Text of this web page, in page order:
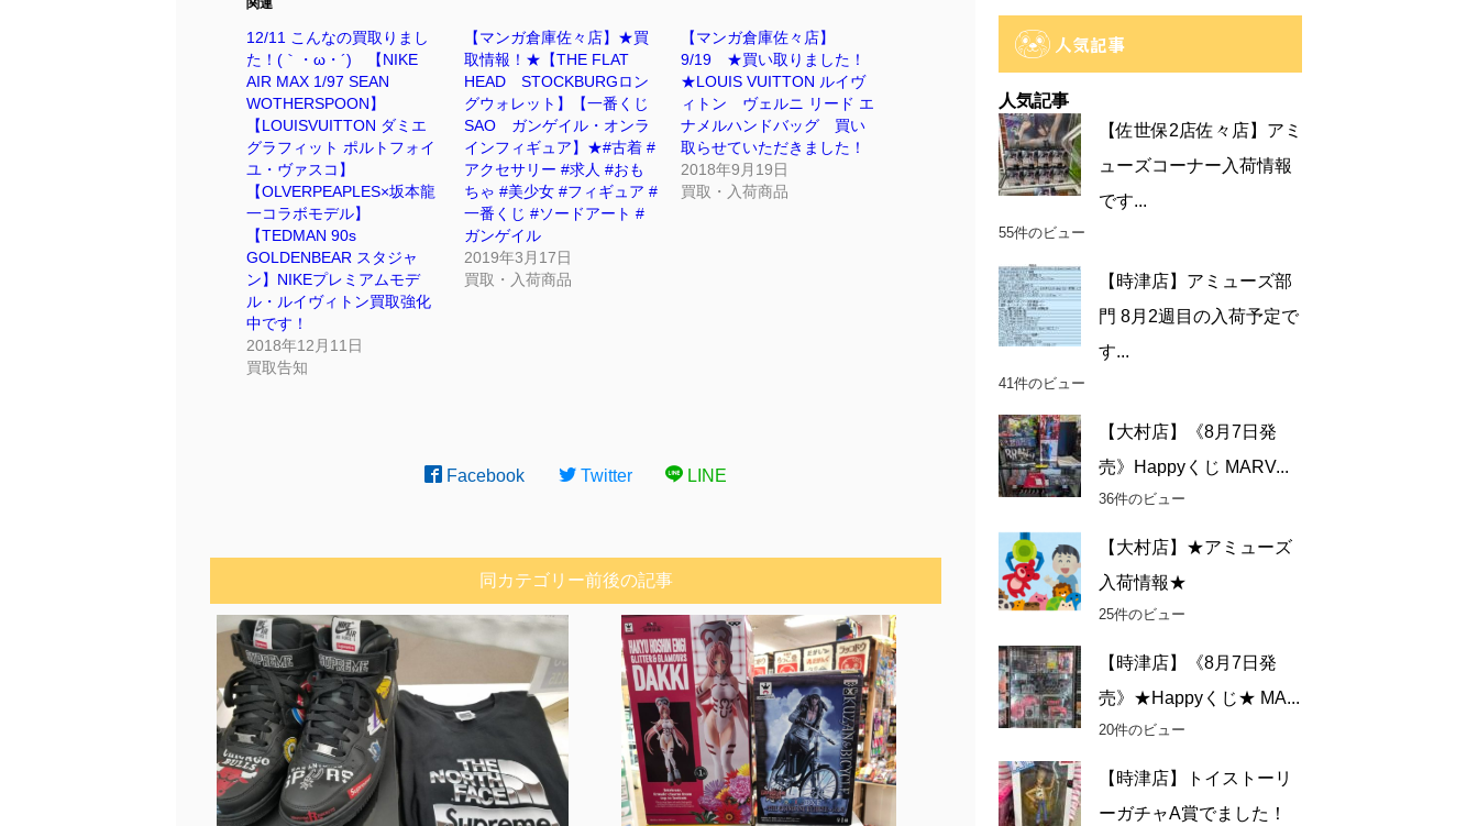
関連
12/11 こんなの買取りまし
た！(｀・ω・´)ゞ【NIKE
AIR MAX 1/97 SEAN
WOTHERSPOON】
【LOUISVUITTON ダミエ
グラフィット ポルトフォイ
ユ・ヴァスコ】
【OLVERPEAPLES×坂本龍
一コラボモデル】
【TEDMAN 90s
GOLDENBEAR スタジャ
ン】NIKEプレミアムモデ
ル・ルイヴィトン買取強化
中です！
2018年12月11日
買取告知
【マンガ倉庫佐々店】★買
取情報！★【THE FLAT
HEAD STOCKBURGロン
グウォレット】【一番くじ
SAO ガンゲイル・オンラ
インフィギュア】★#古着 #
アクセサリー #求人 #おも
ちゃ #美少女 #フィギュア #
一番くじ #ソードアート #
ガンゲイル
2019年3月17日
買取・入荷商品
【マンガ倉庫佐々店】
9/19 ★買い取りました！
★LOUIS VUITTON ルイヴ
ィトン ヴェルニ リード エ
ナメルハンドバッグ 買い
取らせていただきました！
2018年9月19日
買取・入荷商品
Facebook Twitter LINE
同カテゴリー前後の記事
人気記事
人気記事
【佐世保2店佐々店】アミ
ューズコーナー入荷情報
です...
55件のビュー
【時津店】アミューズ部
門 8月2週目の入荷予定で
す...
41件のビュー
【大村店】《8月7日発
売》Happyくじ MARV...
36件のビュー
【大村店】★アミューズ
入荷情報★
25件のビュー
【時津店】《8月7日発
売》★Happyくじ★ MA...
20件のビュー
【時津店】トイストーリ
ーガチャA賞でました！